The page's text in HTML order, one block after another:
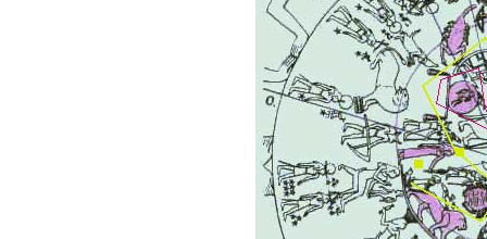
...
Máte pocit, že jste unaveni
Jak mít více energie
Jak vnést do života